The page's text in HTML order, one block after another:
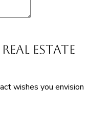
Estate
wishes you envision